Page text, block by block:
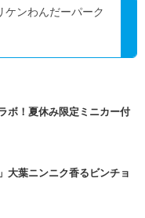
ケンわんだーパーク
ボ！夏休み限定ミニカー付
大葉ニンニク香るビンチョ